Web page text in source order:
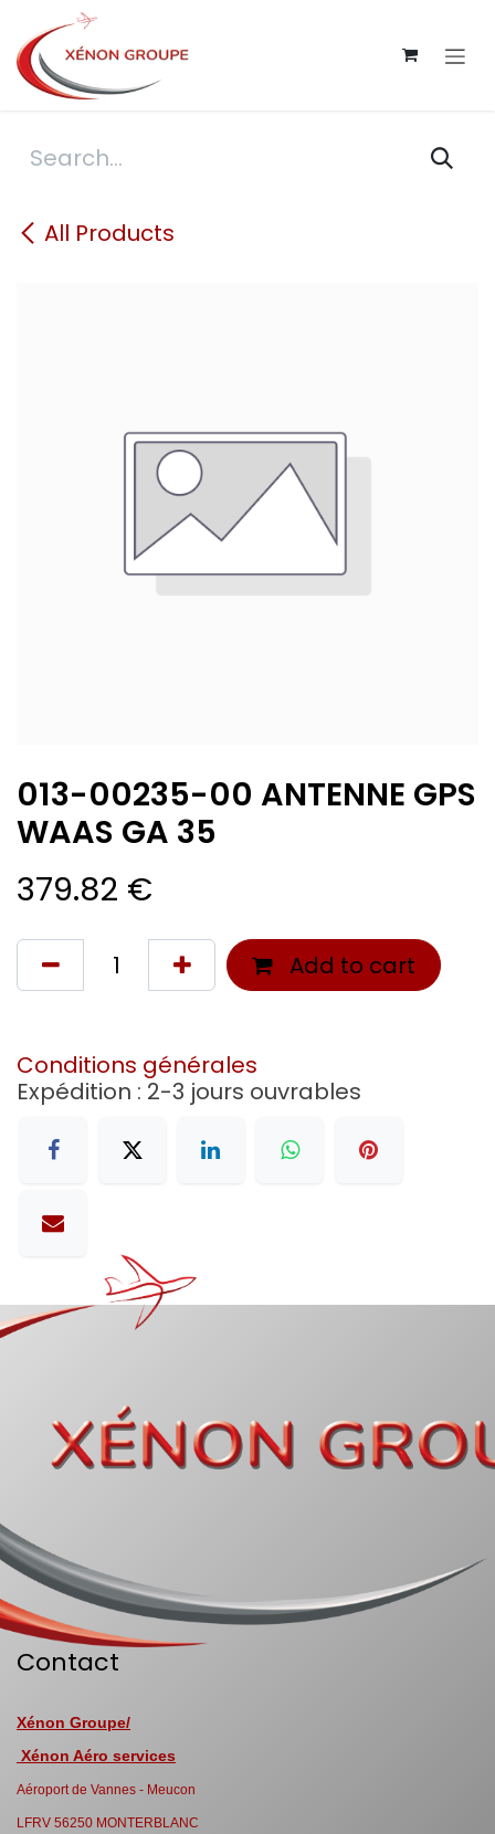
Skip to Content
All Products
013-00235-00 ANTENNE GPS
WAAS GA 35
379.82 €
Add to cart
Conditions générales
Expédition : 2-3 jours ouvrables
Contact
Xénon Groupe/
Xénon Aéro services
Aéroport de Vannes - Meucon
LFRV 56250 MONTERBLANC